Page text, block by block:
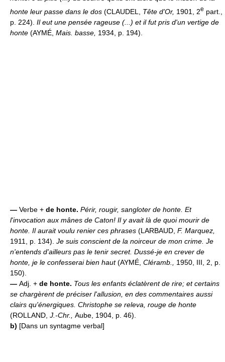
honte leur passe dans le dos (CLAUDEL, Tête d'Or, 1901, 2e part.,
p. 224). Il eut une pensée rageuse (...) et il fut pris d'un vertige de
honte (AYMÉ, Mais. basse, 1934, p. 194).
— Verbe + de honte. Périr, rougir, sangloter de honte. Et
l'invocation aux mânes de Caton! Il y avait là de quoi mourir de
honte. Il aurait voulu renier ces phrases (LARBAUD, F. Marquez,
1911, p. 134). Je suis conscient de la noirceur de mon crime. Je
n'entends d'ailleurs pas le tenir secret. Dussé-je en crever de
honte, je le confesserai bien haut(AYMÉ, Cléramb., 1950, III, 2, p.
150).
— Adj. + de honte. Tous les enfants éclatèrent de rire; et certains
se chargèrent de préciser l'allusion, en des commentaires aussi
clairs qu'énergiques. Christophe se releva, rouge de honte
(ROLLAND, J.-Chr., Aube, 1904, p. 46).
b) [Dans un syntagme verbal]